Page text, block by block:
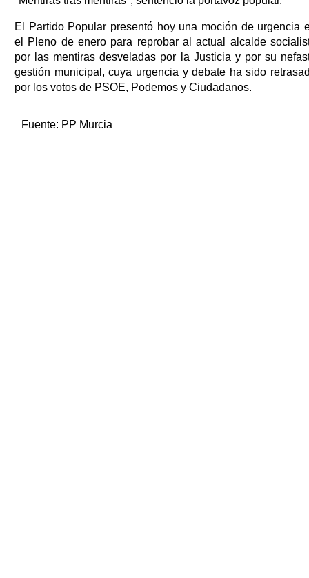
El Partido Popular presentó hoy una moción de urgencia
el Pleno de enero para reprobar al actual alcalde
por las mentiras desveladas por la Justicia y por su
gestión municipal, cuya urgencia y debate ha sido
por los votos de PSOE, Podemos y Ciudadanos.
Fuente: PP Murcia